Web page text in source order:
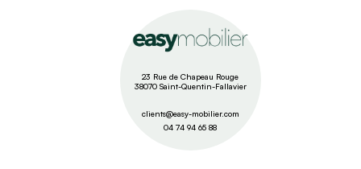
23 Rue de Chapeau Rouge
38070 Saint-Quentin-Fallavier
clients@easy-mobilier.com
04 74 94 65 88